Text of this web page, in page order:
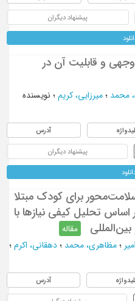
پیشنهاد دیگران
و قابلیت آن در
محمد؛ میرزایی، کریم؛ نویسنده
آدرس
پیشنهاد دیگران
برای کودک مبتلا
تحلیل کیفی نیازها با
مقاله
؛ مظاهری، محمد؛ دهقانی، اکرم؛
آدرس